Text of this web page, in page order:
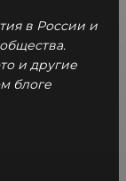
в России и
и другие
блоге